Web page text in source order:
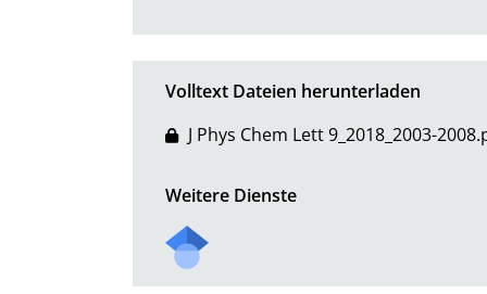
Volltext Dateien herunterladen
J Phys Chem Lett 9_2018_2003-
Weitere Dienste